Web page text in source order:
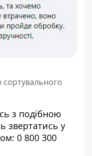
з подібною
звертатись у
0 800 300